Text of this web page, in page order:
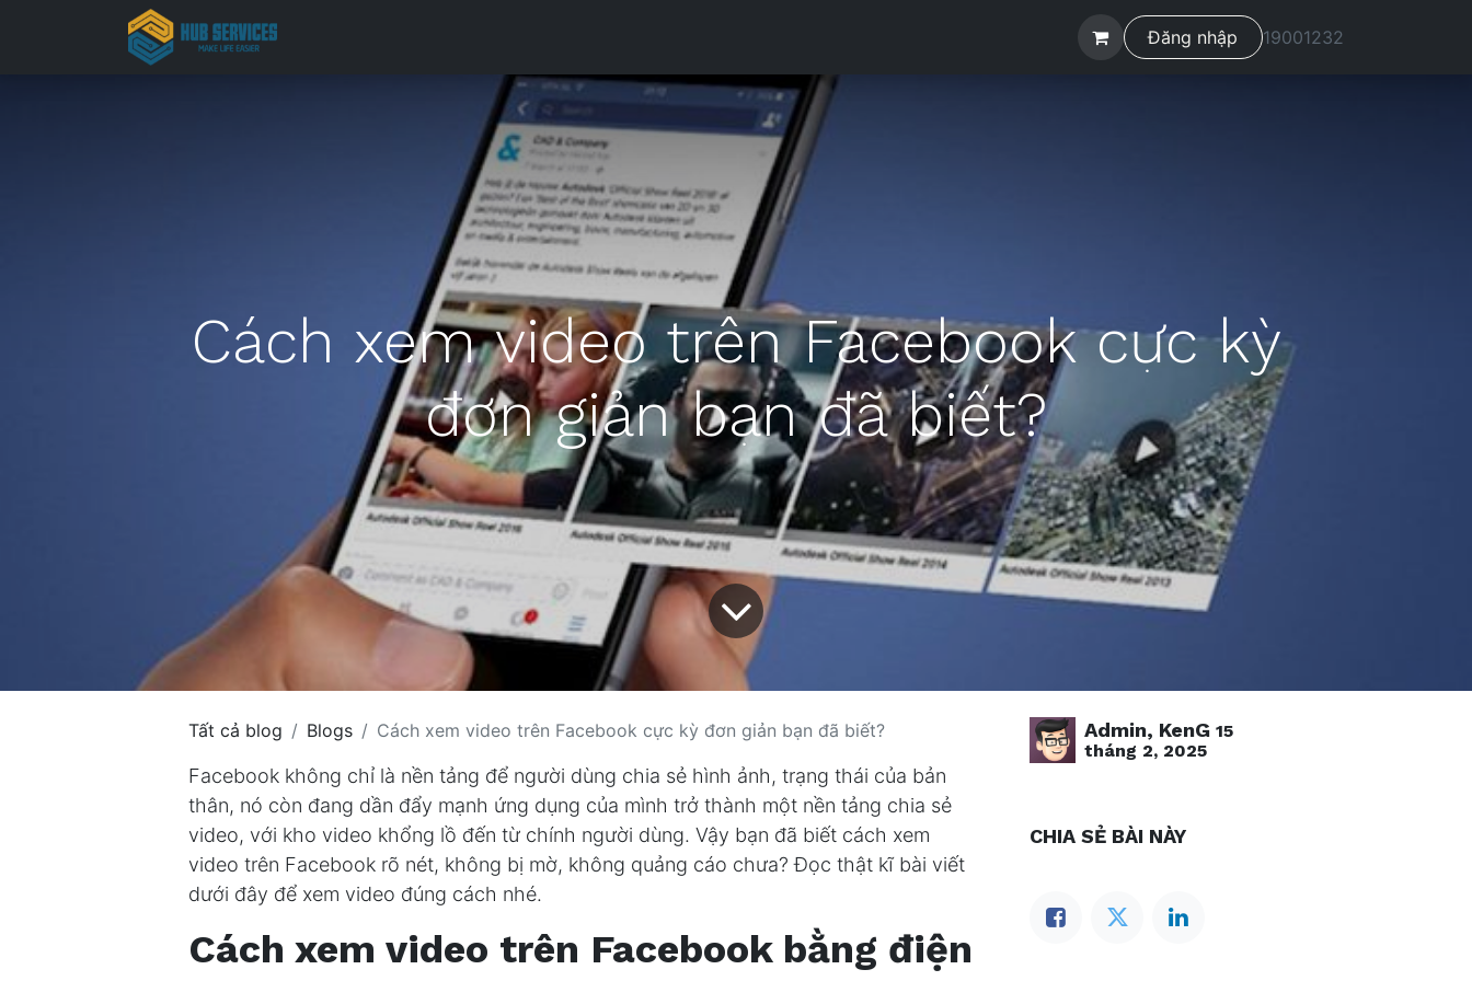
Đăng nhập 19001232
Cách xem video trên Facebook cực kỳ
đơn giản bạn đã biết?
Tất cả blog Blogs Cách xem video trên Facebook cực kỳ đơn giản bạn đã biết?
Facebook không chỉ là nền tảng để người dùng chia sẻ hình ảnh, trạng thái của bản
thân, nó còn đang dần đẩy mạnh ứng dụng của mình trở thành một nền tảng chia sẻ
video, với kho video khổng lồ đến từ chính người dùng. Vậy bạn đã biết cách xem
video trên Facebook rõ nét, không bị mờ, không quảng cáo chưa? Đọc thật kĩ bài viết
dưới đây để xem video đúng cách nhé.
Cách xem video trên Facebook bằng điện
Admin, KenG 15
tháng 2, 2025
CHIA SẺ BÀI NÀY